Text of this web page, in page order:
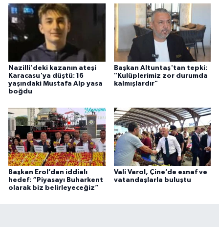
Nazilli'deki kazanın ateşi
Karacasu'ya düştü: 16
yaşındaki Mustafa Alp yasa
boğdu
Başkan Altuntaş'tan tepki:
"Kulüplerimiz zor durumda
kalmışlardır"
Başkan Erol’dan iddialı
hedef: “Piyasayı Buharkent
olarak biz belirleyeceğiz”
Vali Varol, Çine’de esnaf ve
vatandaşlarla buluştu